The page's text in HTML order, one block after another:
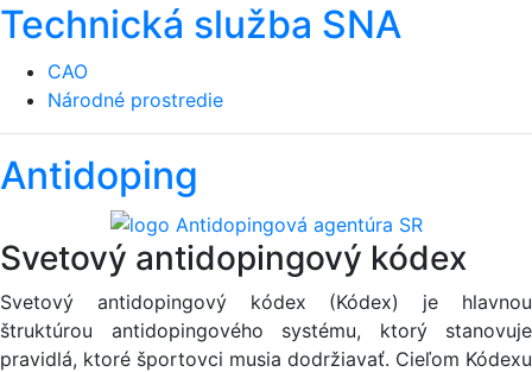
Technická služba SNA
CAO
Národné prostredie
Antidoping
Svetový antidopingový kódex
Svetový antidopingový kódex (Kódex) je hlavnou
štruktúrou antidopingového systému, ktorý stanovuje
pravidlá, ktoré športovci musia dodržiavať. Cieľom Kódexu